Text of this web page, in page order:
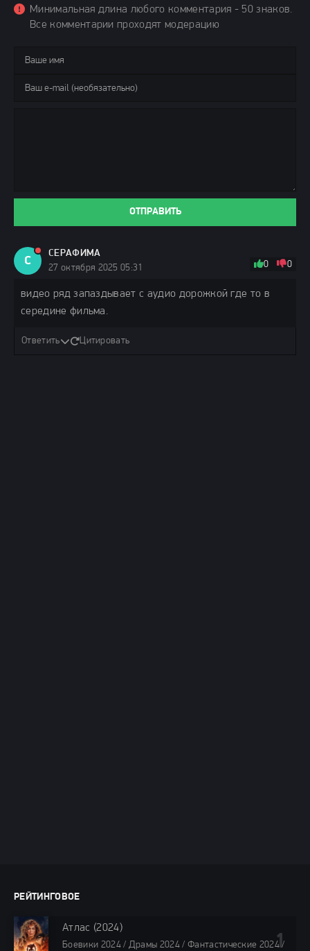
Минимальная длина любого комментария - 50 знаков.
Все комментарии проходят модерацию
ОТПРАВИТЬ
С
СЕРАФИМА
27 октября 2025 05:31
0 0
видео ряд запаздывает с аудио дорожкой где то в
середине фильма.
Ответить Цитировать
РЕЙТИНГОВОЕ
Атлас (2024)
Боевики 2024 / Драмы 2024 / Фантастические 2024 /